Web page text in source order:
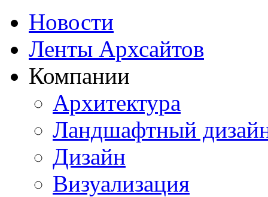
Новости
Ленты Архсайтов
Компании
Архитектура
Ландшафтный
Дизайн
Визуализация